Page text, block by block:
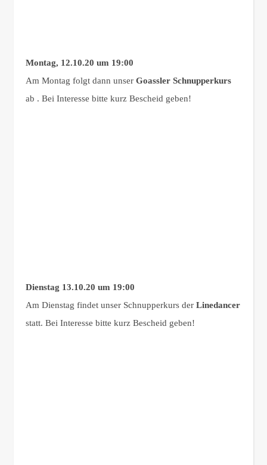
Montag, 12.10.20 um 19:00
Am Montag folgt dann unser Goassler Schnupperkurs
ab . Bei Interesse bitte kurz Bescheid geben!
Dienstag 13.10.20 um 19:00
Am Dienstag findet unser Schnupperkurs der Linedancer
statt. Bei Interesse bitte kurz Bescheid geben!